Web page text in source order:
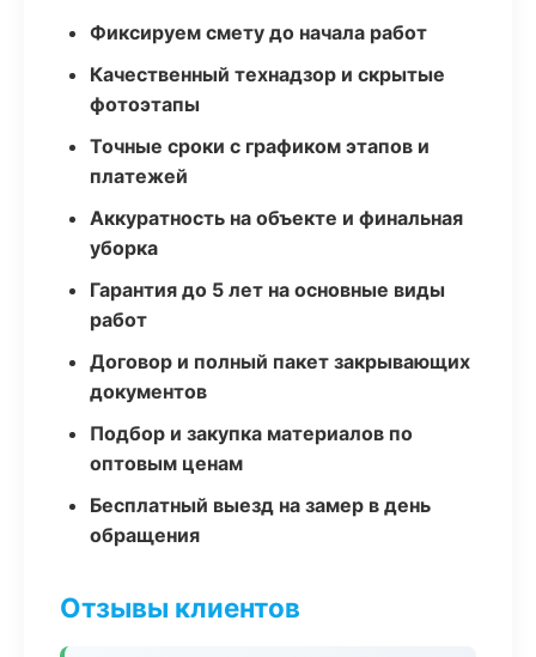
Фиксируем смету до начала работ
Качественный технадзор и скрытые
фотоэтапы
Точные сроки с графиком этапов и
платежей
Аккуратность на объекте и финальная
уборка
Гарантия до 5 лет на основные виды
работ
Договор и полный пакет закрывающих
документов
Подбор и закупка материалов по
оптовым ценам
Бесплатный выезд на замер в день
обращения
Отзывы клиентов